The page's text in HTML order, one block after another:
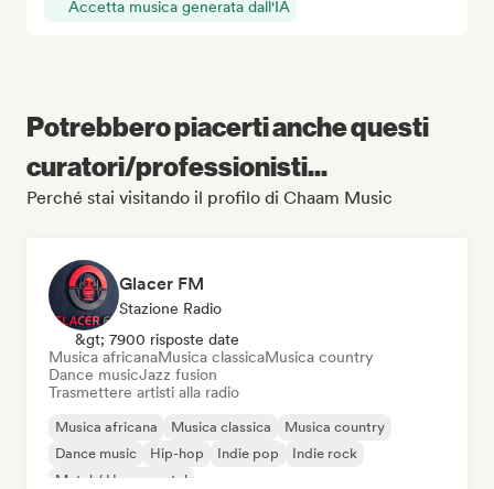
Accetta musica generata dall'IA
Potrebbero piacerti anche questi
curatori/professionisti...
Perché stai visitando il profilo di Chaam Music
Glacer FM
Stazione Radio
&gt; 7900 risposte date
Musica africanaMusica classicaMusica country
Dance musicJazz fusion
Trasmettere artisti alla radio
Musica africana Musica classica
Musica country
Dance music
Hip-hop Indie pop
Indie rock
Metal / Heavy metal